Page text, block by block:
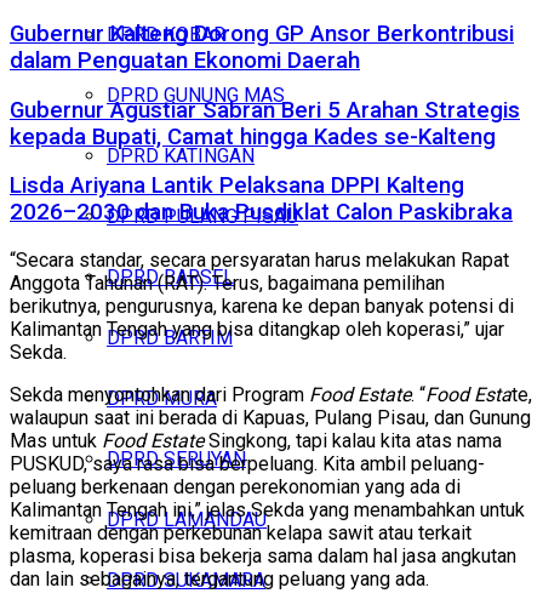
DPRD KOBAR
DPRD GUNUNG MAS
DPRD KATINGAN
DPRD PULANG PISAU
DPRD BARSEL
DPRD BARTIM
DPRD MURA
DPRD SERUYAN
DPRD LAMANDAU
DPRD SUKAMARA
Gubernur Kalteng Dorong GP Ansor Berkontribusi
dalam Penguatan Ekonomi Daerah
Gubernur Agustiar Sabran Beri 5 Arahan Strategis
kepada Bupati, Camat hingga Kades se-Kalteng
Lisda Ariyana Lantik Pelaksana DPPI Kalteng
2026–2030 dan Buka Pusdiklat Calon Paskibraka
“Secara standar, secara persyaratan harus melakukan Rapat
Anggota Tahunan (RAT). Terus, bagaimana pemilihan
berikutnya, pengurusnya, karena ke depan banyak potensi di
Kalimantan Tengah yang bisa ditangkap oleh koperasi,” ujar
Sekda.
Sekda menyontohkan dari Program Food Estate. “Food Estate,
walaupun saat ini berada di Kapuas, Pulang Pisau, dan Gunung
Mas untuk Food EstateSingkong, tapi kalau kita atas nama
PUSKUD, saya rasa bisa berpeluang. Kita ambil peluang-
peluang berkenaan dengan perekonomian yang ada di
Kalimantan Tengah ini,” jelas Sekda yang menambahkan untuk
kemitraan dengan perkebunan kelapa sawit atau terkait
plasma, koperasi bisa bekerja sama dalam hal jasa angkutan
dan lain sebagainya, tergantung peluang yang ada.